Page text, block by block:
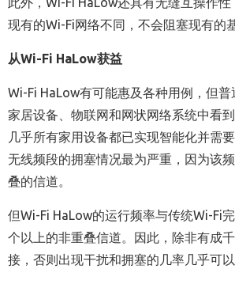
现有的Wi-Fi网络不同，不会阻塞现有的
从Wi-Fi HaLow获益
Wi-Fi HaLow有可能惠及各种用例，但
家居设备、物联网和网状网络系统中看
几乎所有家用设备都已实现智能化并需
无线频段的拥塞情况最为严重，因为该
叠的信道。
但Wi-Fi HaLow的运行频率与传统Wi-Fi
个以上的非重叠信道。因此，除非有成
接，否则出现干扰和拥塞的几率几乎可以